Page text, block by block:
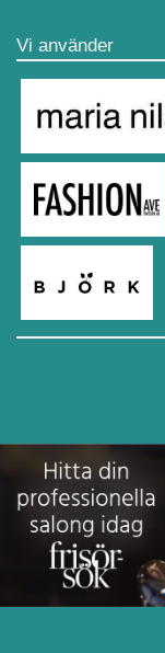
Vi använder